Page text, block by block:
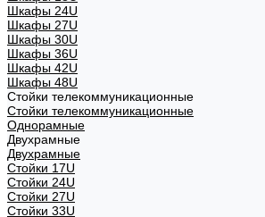
Шкафы 24U
Шкафы 27U
Шкафы 30U
Шкафы 36U
Шкафы 42U
Шкафы 48U
Стойки телекоммуникационные
Стойки телекоммуникационные
Однорамные
Двухрамные
Двухрамные
Стойки 17U
Стойки 24U
Стойки 27U
Стойки 33U